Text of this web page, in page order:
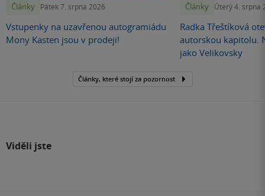
Články Pátek 7. srpna 2026
Vstupenky na uzavřenou autogramiádu
Mony Kasten jsou v prodeji!
Články Úterý 4. srpna
Radka Třeštíková
autorskou kapitolu.
jako Velikovsky
Články, které stojí za pozornost
Viděli jste